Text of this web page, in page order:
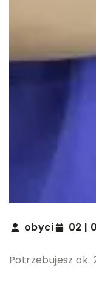
obyci 02 |
Potrzebujesz